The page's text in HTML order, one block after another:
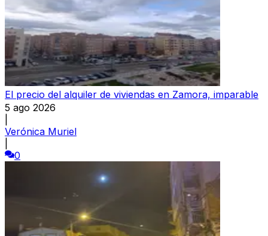
El precio del alquiler de viviendas en Zamora, imparable
5 ago 2026
Verónica Muriel
0